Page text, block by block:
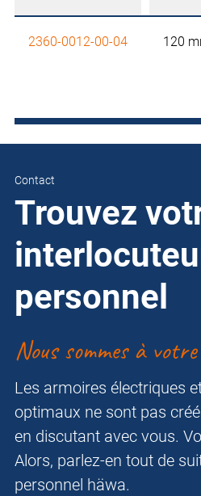
2360-0012-00-04 120
Contact
Trouvez
personnel
Nous sommes à
Les armoires électriques
optimaux ne sont pas
en discutant avec vous.
Alors, parlez-en tout de
personnel häwa.